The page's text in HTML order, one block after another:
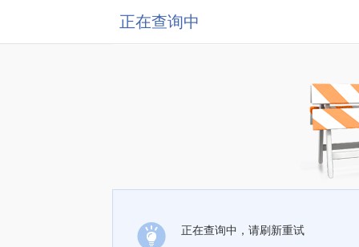
正在查询中
正在查询中，请刷新重试